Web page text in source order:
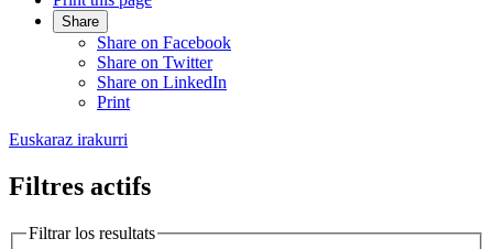
Share
Share on Facebook
Share on Twitter
Share on LinkedIn
Print
Euskaraz irakurri
Filtres actifs
Filtrar los resultats